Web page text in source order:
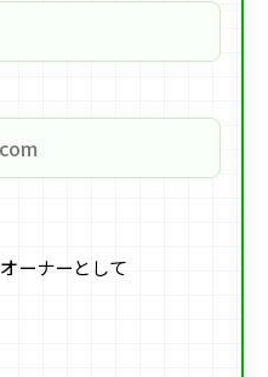
オーナーとして